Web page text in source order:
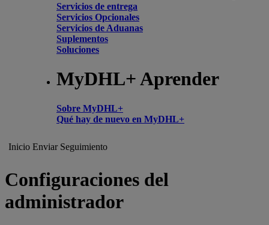
Servicios de entrega
Servicios Opcionales
Servicios de Aduanas
Suplementos
Soluciones
MyDHL+ Aprender
Sobre MyDHL+
Qué hay de nuevo en MyDHL+
Inicio Enviar Seguimiento
Configuraciones del
administrador